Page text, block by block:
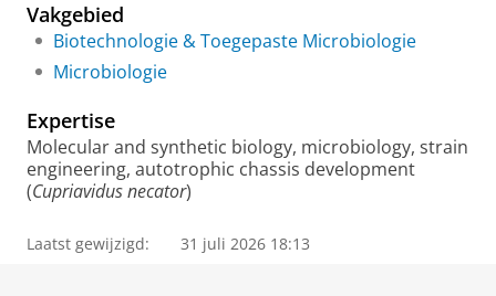
r
c
h
r
t
a
l
Vakgebied
Biotechnologie & Toegepaste Microbiologie
Microbiologie
Expertise
Molecular and synthetic biology, microbiology, strain
engineering, autotrophic chassis development
(Cupriavidus necator)
Laatst gewijzigd: 31 juli 2026 18:13